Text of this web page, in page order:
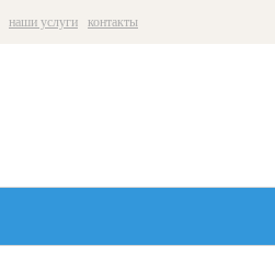
наши услуги контакты